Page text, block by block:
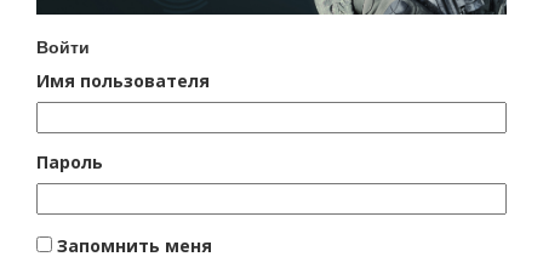
Войти
Имя пользователя
Пароль
Запомнить меня